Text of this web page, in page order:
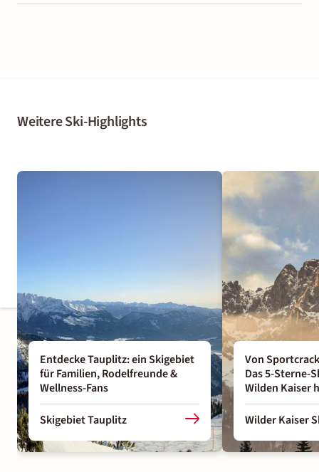
Weitere Ski-Highlights
Entdecke Tauplitz: ein Skigebiet
für Familien, Rodelfreunde &
Wellness-Fans
Skigebiet Tauplitz
Von
Das 5-Sterne-
Wilden Kaiser
Wilder Kaiser